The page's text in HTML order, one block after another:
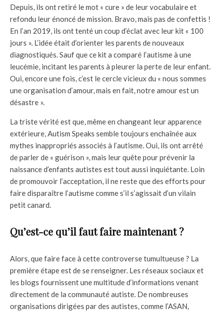
Depuis, ils ont retiré le mot « cure » de leur vocabulaire et
refondu leur énoncé de mission. Bravo, mais pas de confettis !
En l’an 2019, ils ont tenté un coup d’éclat avec leur kit « 100
jours ». L’idée était d’orienter les parents de nouveaux
diagnostiqués. Sauf que ce kit a comparé l’autisme à une
leucémie, incitant les parents à pleurer la perte de leur enfant.
Oui, encore une fois, c’est le cercle vicieux du « nous sommes
une organisation d’amour, mais en fait, notre amour est un
désastre ».
La triste vérité est que, même en changeant leur apparence
extérieure, Autism Speaks semble toujours enchaînée aux
mythes inappropriés associés à l’autisme. Oui, ils ont arrêté
de parler de « guérison », mais leur quête pour prévenir la
naissance d’enfants autistes est tout aussi inquiétante. Loin
de promouvoir l’acceptation, il ne reste que des efforts pour
faire disparaître l’autisme comme s’il s’agissait d’un vilain
petit canard.
Qu’est-ce qu’il faut faire maintenant ?
Alors, que faire face à cette controverse tumultueuse ? La
première étape est de se renseigner. Les réseaux sociaux et
les blogs fournissent une multitude d’informations venant
directement de la communauté autiste. De nombreuses
organisations dirigées par des autistes, comme l’ASAN,